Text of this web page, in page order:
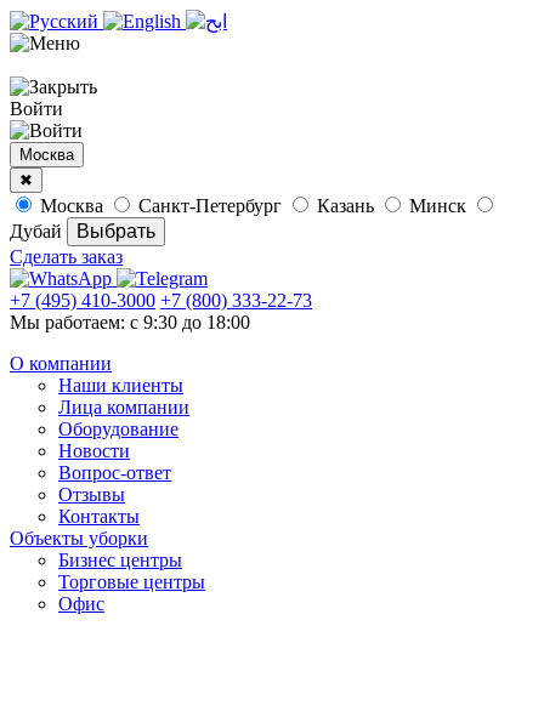
Войти
Москва
✖
Москва Санкт-Петербург Казань
Минск
Дубай
Сделать заказ
+7 (495) 410-3000 +7 (800) 333-22-73
Мы работаем: с 9:30 до 18:00
О компании
Наши клиенты
Лица компании
Оборудование
Новости
Вопрос-ответ
Отзывы
Контакты
Объекты уборки
Бизнес центры
Торговые центры
Офис